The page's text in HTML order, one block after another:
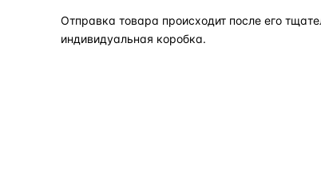
Отправка товара происходит после его
индивидуальная коробка.